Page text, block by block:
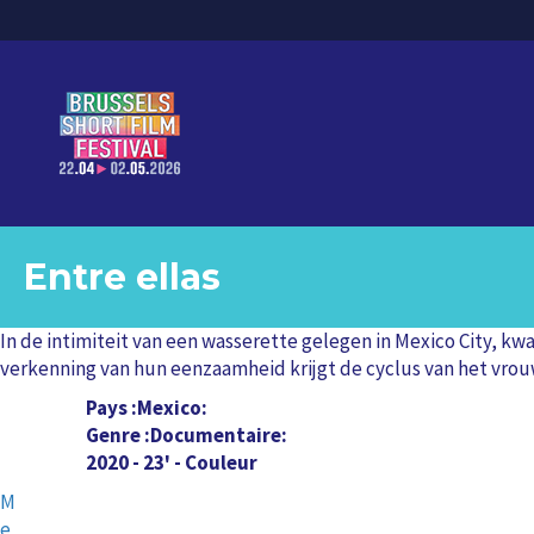
Entre ellas
In de intimiteit van een wasserette gelegen in Mexico City,
verkenning van hun eenzaamheid krijgt de cyclus van het
Pays Mexico
Genre Documentaire
2020 - 23' - Couleur
M